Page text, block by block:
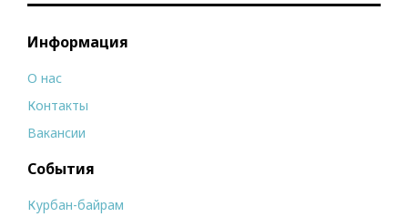
Информация
О нас
Контакты
Вакансии
События
Курбан-байрам